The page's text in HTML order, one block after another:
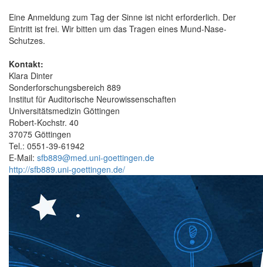
Eine Anmeldung zum Tag der Sinne ist nicht erforderlich. Der
Eintritt ist frei. Wir bitten um das Tragen eines Mund-Nase-
Schutzes.
Kontakt:
Klara Dinter
Sonderforschungsbereich 889
Institut für Auditorische Neurowissenschaften
Universitätsmedizin Göttingen
Robert-Kochstr. 40
37075 Göttingen
Tel.: 0551-39-61942
E-Mail: sfb889@med.uni-goettingen.de
http://sfb889.uni-goettingen.de/